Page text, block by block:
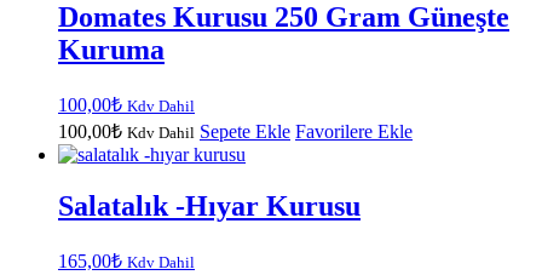
Domates Kurusu 250 Gram Güneşte
Kuruma
100,00₺ Kdv Dahil
100,00₺ Kdv Dahil Sepete Ekle Favorilere Ekle
Salatalık -hıyar Kurusu
165,00₺ Kdv Dahil